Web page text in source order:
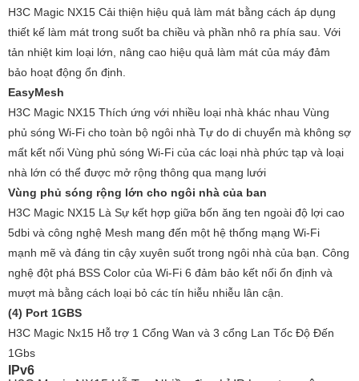
H3C Magic NX15 Cải thiện hiệu quả làm mát bằng cách áp dụng
thiết kế làm mát trong suốt ba chiều và phần nhô ra phía sau. Với
tản nhiệt kim loại lớn, nâng cao hiệu quả làm mát của máy đảm
bảo hoạt động ổn định.
EasyMesh
H3C Magic NX15 Thích ứng với nhiều loại nhà khác nhau Vùng
phủ sóng Wi-Fi cho toàn bộ ngôi nhà Tự do di chuyển mà không sợ
mất kết nối Vùng phủ sóng Wi-Fi của các loại nhà phức tạp và loại
nhà lớn có thể được mở rộng thông qua mạng lưới
Vùng phủ sóng rộng lớn cho ngôi nhà của ban
H3C Magic NX15 Là Sự kết hợp giữa bốn ăng ten ngoài độ lợi cao
5dbi và công nghệ Mesh mang đến một hệ thống mạng Wi-Fi
mạnh mẽ và đáng tin cậy xuyên suốt trong ngôi nhà của bạn. Công
nghệ đột phá BSS Color của Wi-Fi 6 đảm bảo kết nối ổn định và
mượt mà bằng cách loại bỏ các tín hiễu nhiễu lân cận.
(4) Port 1GBS
H3C Magic Nx15 Hỗ trợ 1 Cổng Wan và 3 cổng Lan Tốc Độ Đến
1Gbs
IPv6